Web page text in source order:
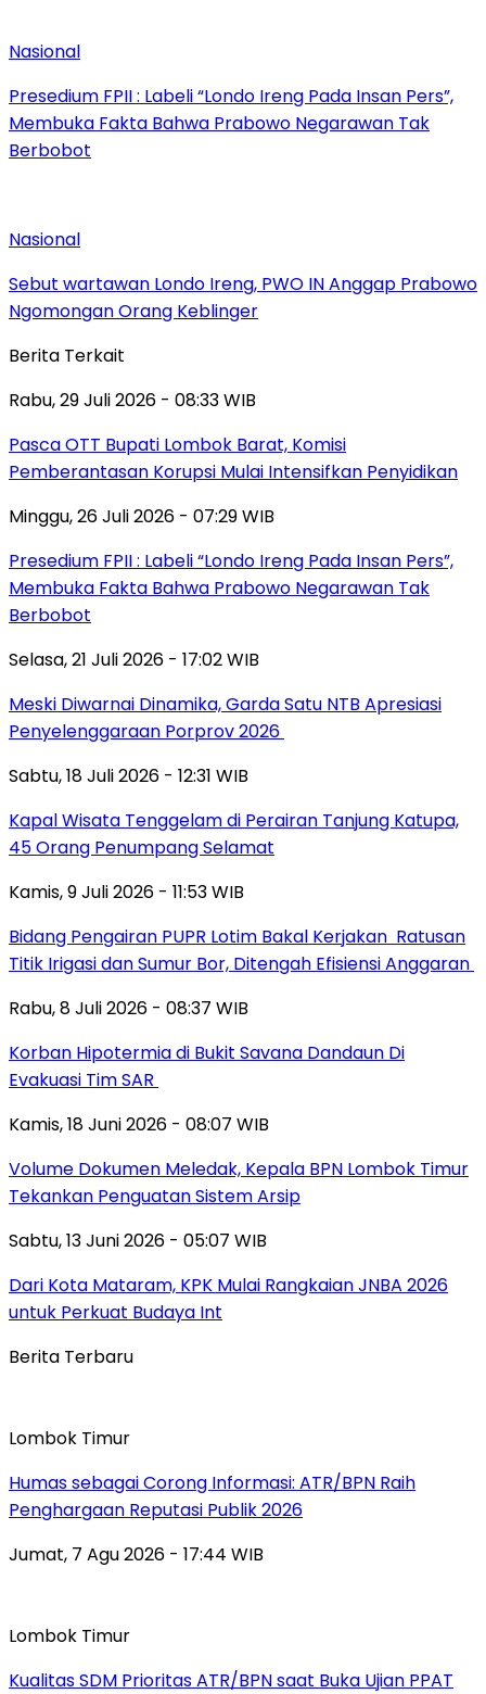
Nasional
Presedium FPII : Labeli “Londo Ireng Pada Insan Pers”,
Membuka Fakta Bahwa Prabowo Negarawan Tak
Berbobot
Nasional
Sebut wartawan Londo Ireng, PWO IN Anggap Prabowo
Ngomongan Orang Keblinger
Berita Terkait
Rabu, 29 Juli 2026 - 08:33 WIB
Pasca OTT Bupati Lombok Barat, Komisi
Pemberantasan Korupsi Mulai Intensifkan Penyidikan
Minggu, 26 Juli 2026 - 07:29 WIB
Presedium FPII : Labeli “Londo Ireng Pada Insan Pers”,
Membuka Fakta Bahwa Prabowo Negarawan Tak
Berbobot
Selasa, 21 Juli 2026 - 17:02 WIB
Meski Diwarnai Dinamika, Garda Satu NTB Apresiasi
Penyelenggaraan Porprov 2026 ‎
Sabtu, 18 Juli 2026 - 12:31 WIB
Kapal Wisata Tenggelam di Perairan Tanjung Katupa,
45 Orang Penumpang Selamat
Kamis, 9 Juli 2026 - 11:53 WIB
Bidang Pengairan PUPR Lotim Bakal Kerjakan Ratusan
Titik Irigasi dan Sumur Bor, Ditengah Efisiensi Anggaran
Rabu, 8 Juli 2026 - 08:37 WIB
Korban Hipotermia di Bukit Savana Dandaun Di
Evakuasi Tim SAR
Kamis, 18 Juni 2026 - 08:07 WIB
Volume Dokumen Meledak, Kepala BPN Lombok Timur
Tekankan Penguatan Sistem Arsip
Sabtu, 13 Juni 2026 - 05:07 WIB
Dari Kota Mataram, KPK Mulai Rangkaian JNBA 2026
untuk Perkuat Budaya Int
Berita Terbaru
Lombok Timur
Humas sebagai Corong Informasi: ATR/BPN Raih
Penghargaan Reputasi Publik 2026
Jumat, 7 Agu 2026 - 17:44 WIB
Lombok Timur
Kualitas SDM Prioritas ATR/BPN saat Buka Ujian PPAT